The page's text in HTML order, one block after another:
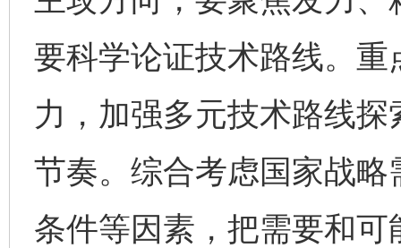
要科学论证技术路线。
力，加强多元技术路线
节奏。综合考虑国家战
条件等因素，把需要和